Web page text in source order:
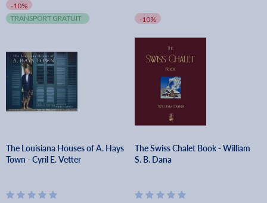
-10%
TRANSPORT GRATUIT
The Louisiana Houses of A. Hays
Town - Cyril E. Vetter
-10%
The Swiss Chalet Book - William
S. B. Dana